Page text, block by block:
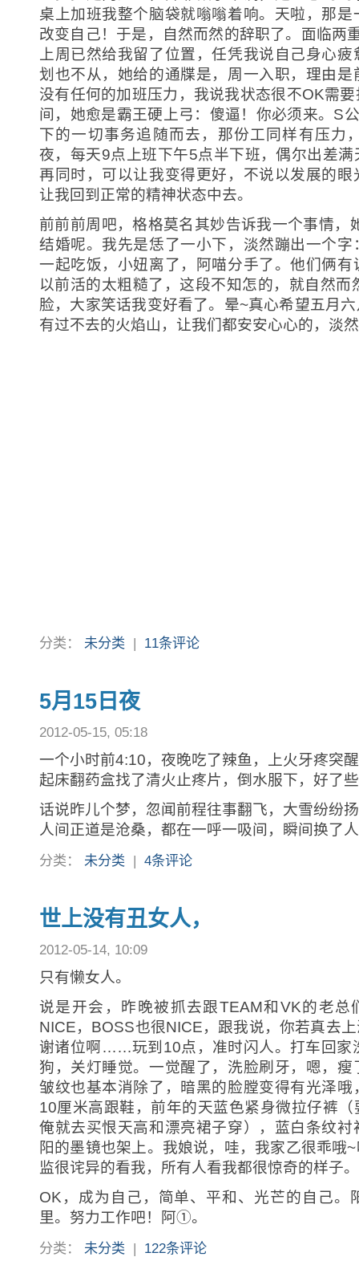
桌上加班我整个脑袋就嗡嗡着响。天啦，那
改变自己！于是，自然而然的辞职了。面临两
上周已然给我留了位置，任凭我说自己身心
划也不从，她给的通牒是，周一入职，理由
没有任何的加班压力，我说我状态很不OK需
间，她愈是霸王硬上弓：傻逼！你必须来。S
下的一切事务追随而去，那份工同样有压力
夜，每天9点上班下午5点半下班，偶尔出差
再同时，可以让我变得更好，不说以发展的
让我回到正常的精神状态中去。
前前前周吧，格格莫名其妙告诉我一个事情，
结婚呢。我先是恁了一小下，淡然蹦出一个
一起吃饭，小妞离了，阿喵分手了。他们俩
以前活的太粗糙了，这段不知怎的，就自然
脸，大家笑话我变好看了。晕~真心希望五月
有过不去的火焰山，让我们都安安心心的，淡
分类： 未分类 | 11条评论
5月15日夜
2012-05-15, 05:18
一个小时前4:10，夜晚吃了辣鱼，上火牙疼突
起床翻药盒找了清火止疼片，倒水服下，好了
话说昨儿个梦，忽闻前程往事翻飞，大雪纷纷
人间正道是沧桑，都在一呼一吸间，瞬间换了
分类： 未分类 | 4条评论
世上没有丑女人，
2012-05-14, 10:09
只有懒女人。
说是开会，昨晚被抓去跟TEAM和VK的老总
NICE，BOSS也很NICE，跟我说，你若真去
谢诸位啊……玩到10点，准时闪人。打车回家
狗，关灯睡觉。一觉醒了，洗脸刷牙，嗯，
皱纹也基本消除了，暗黑的脸膛变得有光泽
10厘米高跟鞋，前年的天蓝色紧身微拉仔裤
俺就去买恨天高和漂亮裙子穿），蓝白条纹
阳的墨镜也架上。我娘说，哇，我家乙很乖
监很诧异的看我，所有人看我都很惊奇的样子。
OK，成为自己，简单、平和、光芒的自己。
里。努力工作吧！阿①。
分类： 未分类 | 122条评论